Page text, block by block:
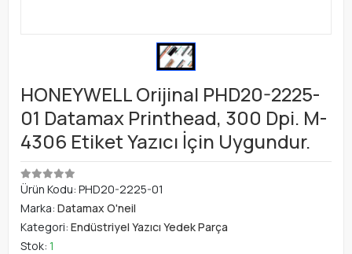
HONEYWELL Orijinal PHD20-2225-
01 Datamax Printhead, 300 Dpi. M-
4306 Etiket Yazıcı İçin Uygundur.
Ürün Kodu: PHD20-2225-01
Marka: Datamax O'neil
Kategori: Endüstriyel Yazıcı Yedek Parça
Stok: 1